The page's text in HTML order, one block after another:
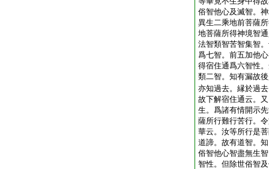
俗智他心及滅智。
異生二乘地前菩薩
地菩薩所得神境智
法智類智苦智集智
爲七智。前五加他
得宿住通爲六智性
類二智。知有漏故
亦知過去。縁於過
故下解宿住通云。
生。爲諸有情開示
薩所行難行苦行。
華云。汝等所行是
道諦。故有道智。
俗智他心智盡無生
智性。但除世俗智